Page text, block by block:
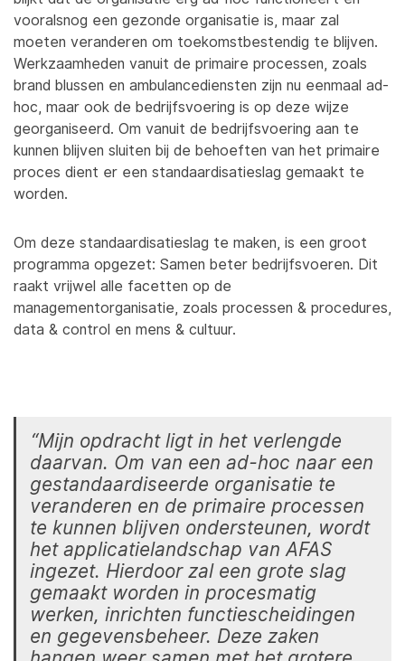
vooralsnog een gezonde organisatie is, maar zal
moeten veranderen om toekomstbestendig te blijven.
Werkzaamheden vanuit de primaire processen, zoals
brand blussen en ambulancediensten zijn nu eenmaal ad-
hoc, maar ook de bedrijfsvoering is op deze wijze
georganiseerd. Om vanuit de bedrijfsvoering aan te
kunnen blijven sluiten bij de behoeften van het primaire
proces dient er een standaardisatieslag gemaakt te
worden.
Om deze standaardisatieslag te maken, is een groot
programma opgezet: Samen beter bedrijfsvoeren. Dit
raakt vrijwel alle facetten op de
managementorganisatie, zoals processen & procedures,
data & control en mens & cultuur.
“Mijn opdracht ligt in het verlengde
daarvan. Om van een ad-hoc naar een
gestandaardiseerde organisatie te
veranderen en de primaire processen
te kunnen blijven ondersteunen, wordt
het applicatielandschap van AFAS
ingezet. Hierdoor zal een grote slag
gemaakt worden in procesmatig
werken, inrichten functiescheidingen
en gegevensbeheer. Deze zaken